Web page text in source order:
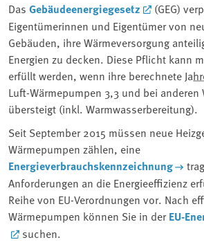
Das Gebäudeenergiegesetz
(GEG)
Eigentümerinnen und Eigentümer von
Gebäuden, ihre Wärmeversorgung
Energien zu decken. Diese Pflicht kann
erfüllt werden, wenn ihre berechnete
Luft-Wärmepumpen 3,3 und bei anderen
übersteigt (inkl. Warmwasserbereitung).
Seit September 2015 müssen neue
Wärmepumpen zählen, eine
Energieverbrauchskennzeichnung
Anforderungen an die Energieeffizienz
Reihe von EU-Verordnungen vor. Nach
Wärmepumpen können Sie in derEU-
suchen.